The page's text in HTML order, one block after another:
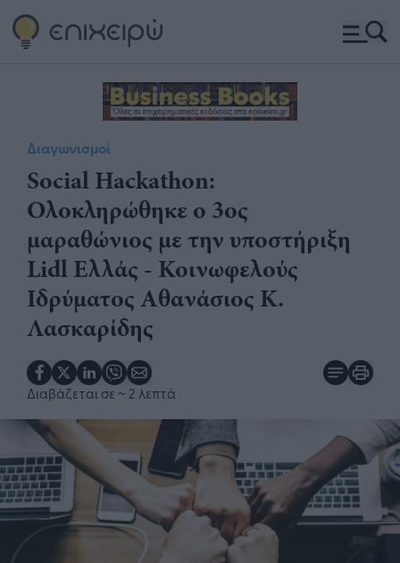
Διαγωνισμοί
Social Hackathon:
Ολοκληρώθηκε ο 3ος
μαραθώνιος με την υποστήριξη
Lidl Ελλάς - Κοινωφελούς
Ιδρύματος Αθανάσιος Κ.
Λασκαρίδης
Διαβάζεται σε ~ 2 λεπτά